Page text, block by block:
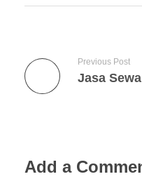
Previous Post
Add a